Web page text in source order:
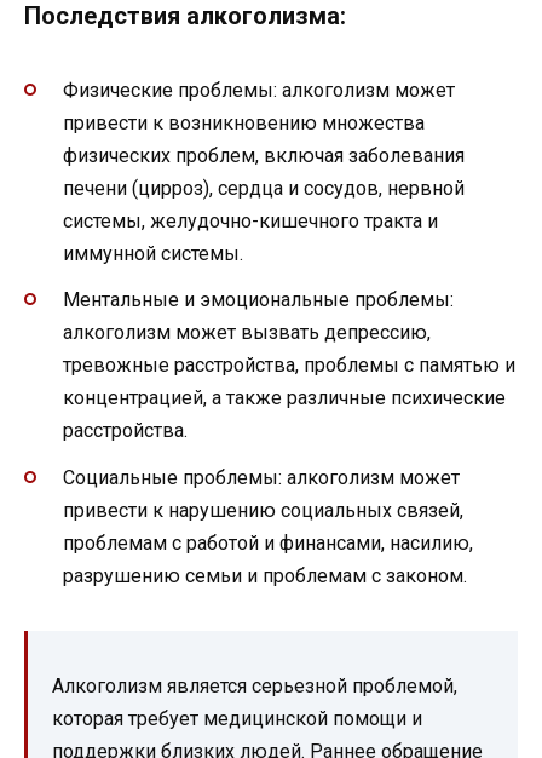
Последствия алкоголизма:
Физические проблемы: алкоголизм может
привести к возникновению множества
физических проблем, включая заболевания
печени (цирроз), сердца и сосудов, нервной
системы, желудочно-кишечного тракта и
иммунной системы.
Ментальные и эмоциональные проблемы:
алкоголизм может вызвать депрессию,
тревожные расстройства, проблемы с памятью и
концентрацией, а также различные психические
расстройства.
Социальные проблемы: алкоголизм может
привести к нарушению социальных связей,
проблемам с работой и финансами, насилию,
разрушению семьи и проблемам с законом.
Алкоголизм является серьезной проблемой,
которая требует медицинской помощи и
поддержки близких людей. Раннее обращение